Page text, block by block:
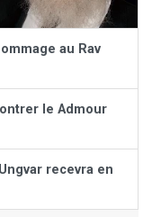
au Rav
le Admour
recevra en